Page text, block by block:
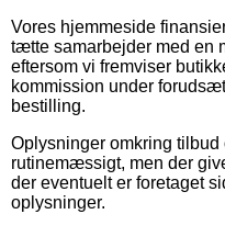
Vores hjemmeside
tætte samarbejder med en
eftersom vi fremviser
kommission under
bestilling.
Oplysninger omkring
rutinemæssigt, men der
der eventuelt er foretaget
oplysninger.